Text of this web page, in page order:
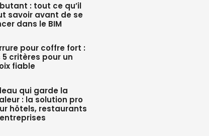
: tout ce qu’il
savoir avant de se
dans le BIM
pour coffre fort :
5 critères pour un
fiable
qui garde la
: la solution pro
hôtels, restaurants